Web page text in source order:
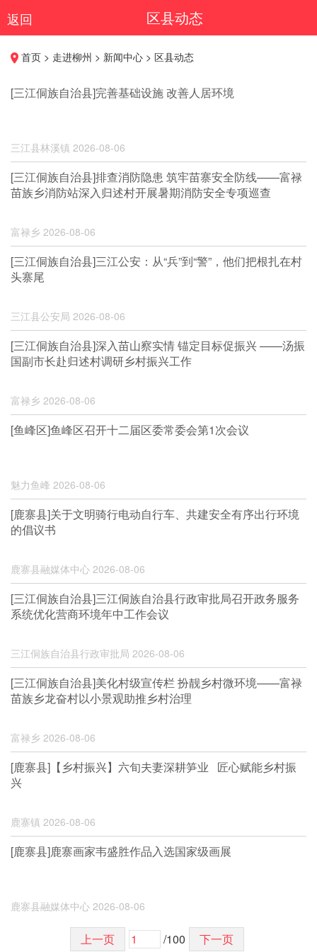
返回 区县动态
首页 > 走进柳州 > 新闻中心 > 区县动态
[三江侗族自治县]完善基础设施 改善人居环境
三江县林溪镇 2026-08-06
[三江侗族自治县]排查消防隐患 筑牢苗寨安全防线——富禄
苗族乡消防站深入归述村开展暑期消防安全专项巡查
富禄乡 2026-08-06
[三江侗族自治县]三江公安：从“兵”到“警”，他们把根扎在村
头寨尾
三江县公安局 2026-08-06
[三江侗族自治县]深入苗山察实情 锚定目标促振兴 ——汤振
国副市长赴归述村调研乡村振兴工作
富禄乡 2026-08-06
[鱼峰区]鱼峰区召开十二届区委常委会第1次会议
魅力鱼峰 2026-08-06
[鹿寨县]关于文明骑行电动自行车、共建安全有序出行环境
的倡议书
鹿寨县融媒体中心 2026-08-06
[三江侗族自治县]三江侗族自治县行政审批局召开政务服务
系统优化营商环境年中工作会议
三江侗族自治县行政审批局 2026-08-06
[三江侗族自治县]美化村级宣传栏 扮靓乡村微环境——富禄
苗族乡龙奋村以小景观助推乡村治理
富禄乡 2026-08-06
[鹿寨县]【乡村振兴】六旬夫妻深耕笋业 匠心赋能乡村振
兴
鹿寨镇 2026-08-06
[鹿寨县]鹿寨画家韦盛胜作品入选国家级画展
鹿寨县融媒体中心 2026-08-06
上一页 /100 下一页